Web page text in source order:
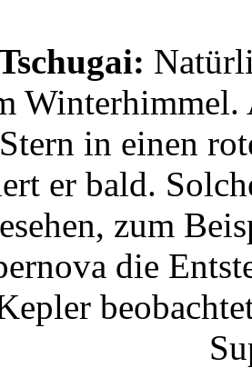
Winterhimmel.
in einen
er bald.
zum
die